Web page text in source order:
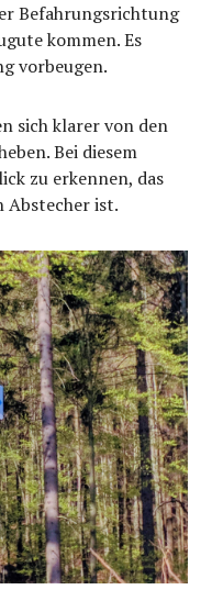
Befahrungsrichtung
kommen. Es
vorbeugen.
sich klarer von den
Bei diesem
zu erkennen, das
Abstecher ist.